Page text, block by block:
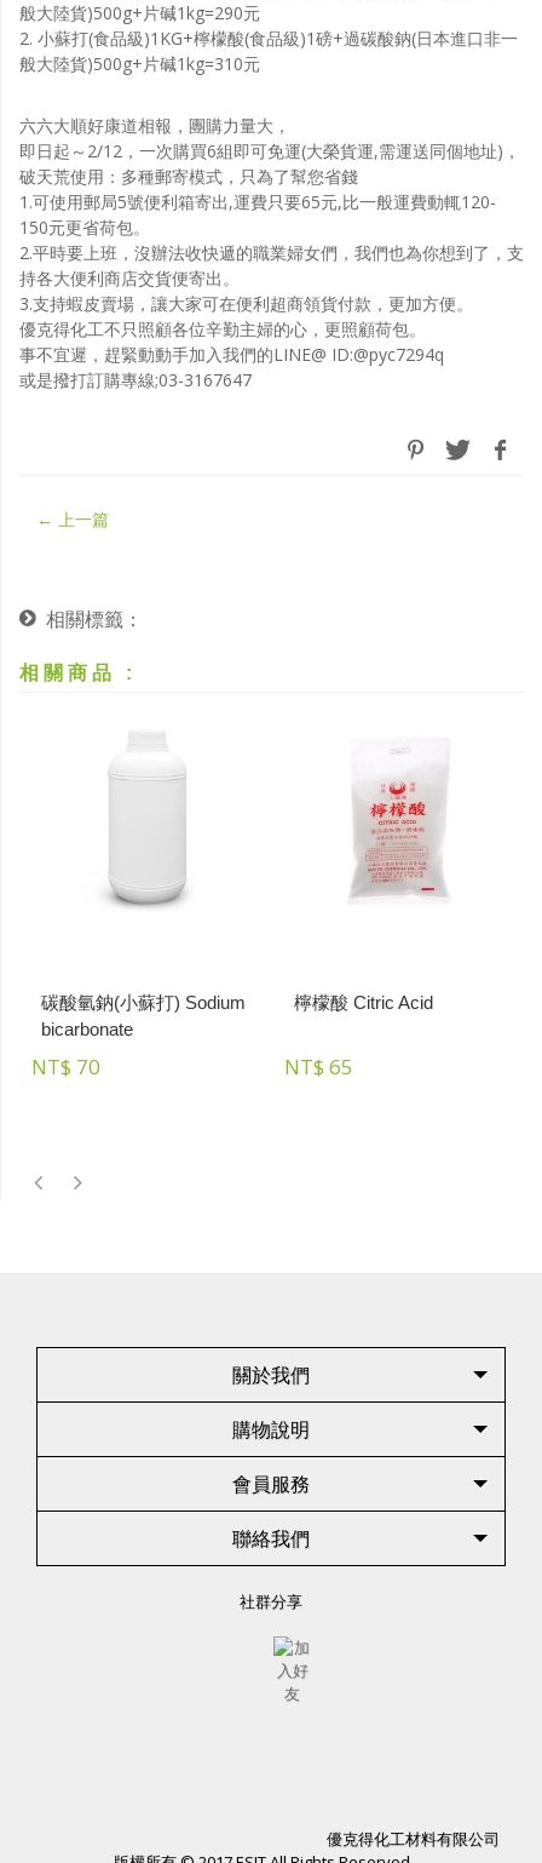
般大陸貨)500g+片碱1kg=290元
2. 小蘇打(食品級)1KG+檸檬酸(食品級)1磅+過碳酸鈉(日本進口非一
般大陸貨)500g+片碱1kg=310元
六六大順好康道相報，團購力量大，
即日起～2/12，一次購買6組即可免運(大榮貨運,需運送同個地址)，
破天荒使用：多種郵寄模式，只為了幫您省錢
1.可使用郵局5號便利箱寄出,運費只要65元,比一般運費動輒120-
150元更省荷包。
2.平時要上班，沒辦法收快遞的職業婦女們，我們也為你想到了，支
持各大便利商店交貨便寄出。
3.支持蝦皮賣場，讓大家可在便利超商領貨付款，更加方便。
優克得化工不只照顧各位辛勤主婦的心，更照顧荷包。
事不宜遲，趕緊動動手加入我們的LINE@ ID:@pyc7294q
或是撥打訂購專線;03-3167647
← 上一篇
相關標籤 ：
相關商品 :
碳酸氫鈉(小蘇打) Sodium
bicarbonate
NT$70
檸檬酸 Citric Acid
NT$65
關於我們
購物說明
會員服務
聯絡我們
社群分享
優克得化工材料有限公司